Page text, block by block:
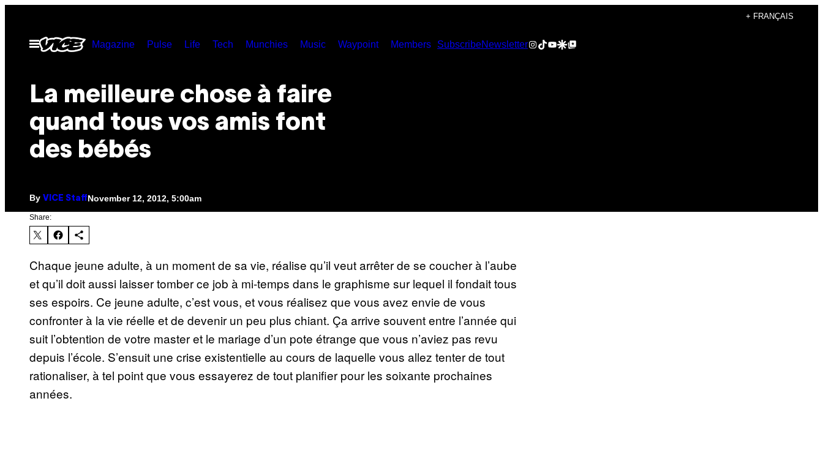
content
+ FRANÇAIS
Open
Menu
Magazine Pulse Life Tech Munchies Music Waypoint Members SubscribeNewsletterInstagram
TikTok
YouTube
Google Discover
Google Top Posts
La meilleure chose à faire
quand tous vos amis font
des bébés
By VICE StaffNovember 12, 2012, 5:00am
Share:
Chaque jeune adulte, à un moment de sa vie, réalise qu’il veut arrêter de se coucher à l’aube
et qu’il doit aussi laisser tomber ce job à mi-temps dans le graphisme sur lequel il fondait tous
ses espoirs. Ce jeune adulte, c’est vous, et vous réalisez que vous avez envie de vous
confronter à la vie réelle et de devenir un peu plus chiant. Ça arrive souvent entre l’année qui
suit l’obtention de votre master et le mariage d’un pote étrange que vous n’aviez pas revu
depuis l’école. S’ensuit une crise existentielle au cours de laquelle vous allez tenter de tout
rationaliser, à tel point que vous essayerez de tout planifier pour les soixante prochaines
années.